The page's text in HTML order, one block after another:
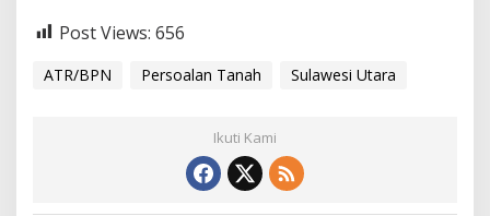
Post Views: 656
ATR/BPN Persoalan Tanah Sulawesi Utara
Ikuti Kami